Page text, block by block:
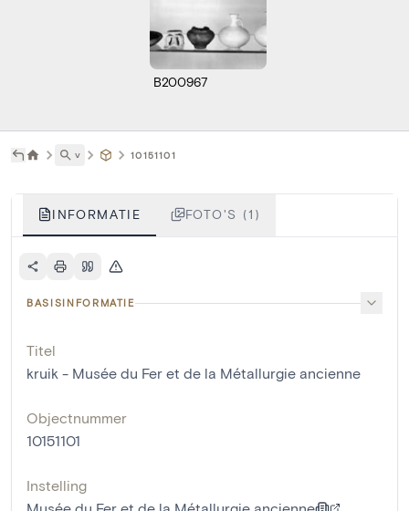
B200967
˅ 10151101
INFORMATIE FOTO'S (1)
BASISINFORMATIE
Titel
kruik - Musée du Fer et de la Métallurgie ancienne
Objectnummer
10151101
Instelling